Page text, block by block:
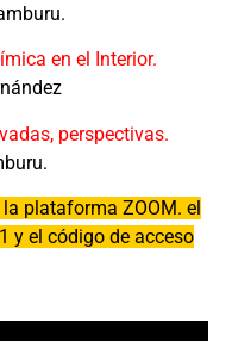
en el Interior.
perspectivas.
plataforma ZOOM. el
y el código de acceso